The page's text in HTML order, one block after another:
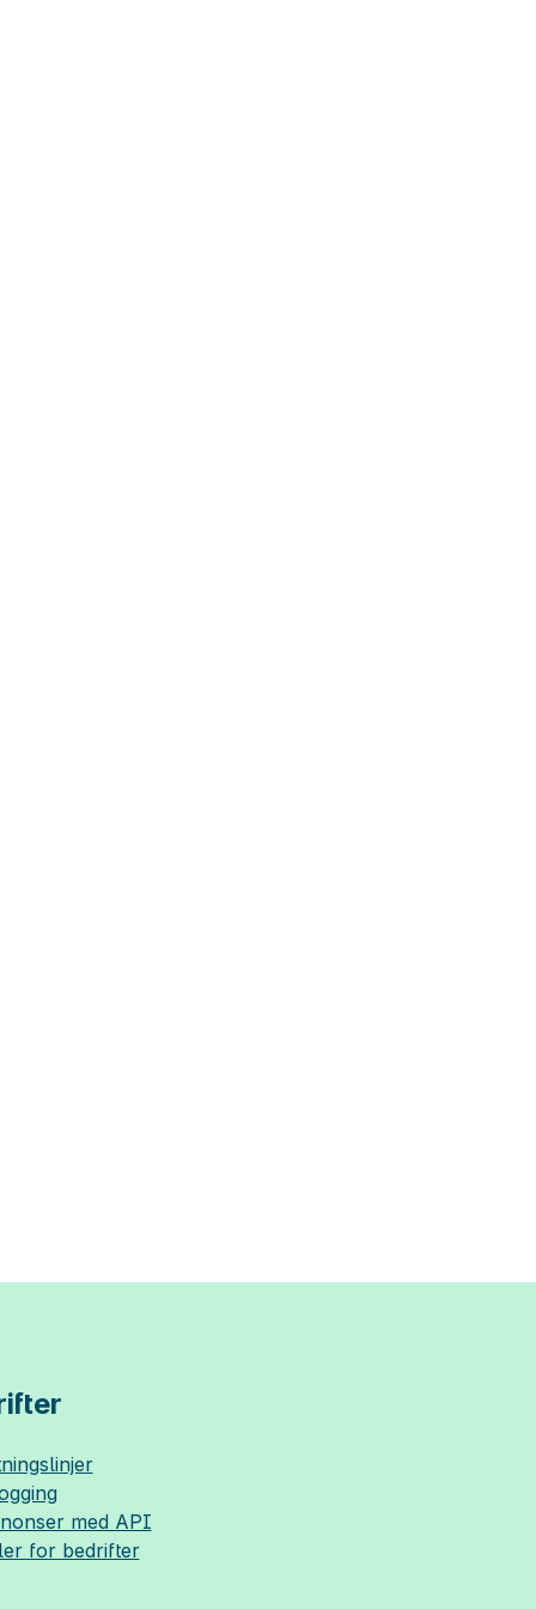
med API
for bedrifter